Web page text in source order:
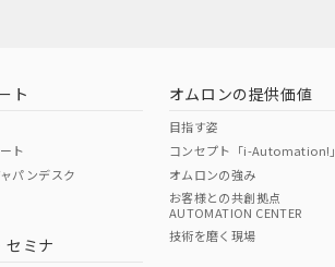
ト
ト
パンデスク
セミナ
オムロンの提供価値
目指す姿
コンセプト「i-Automation!」
オムロンの強み
お客様との共創拠点
AUTOMATION CENTER
技術を磨く現場